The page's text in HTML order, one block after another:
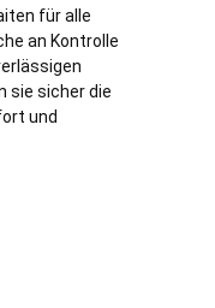
für alle
an Kontrolle
sie sicher die
und